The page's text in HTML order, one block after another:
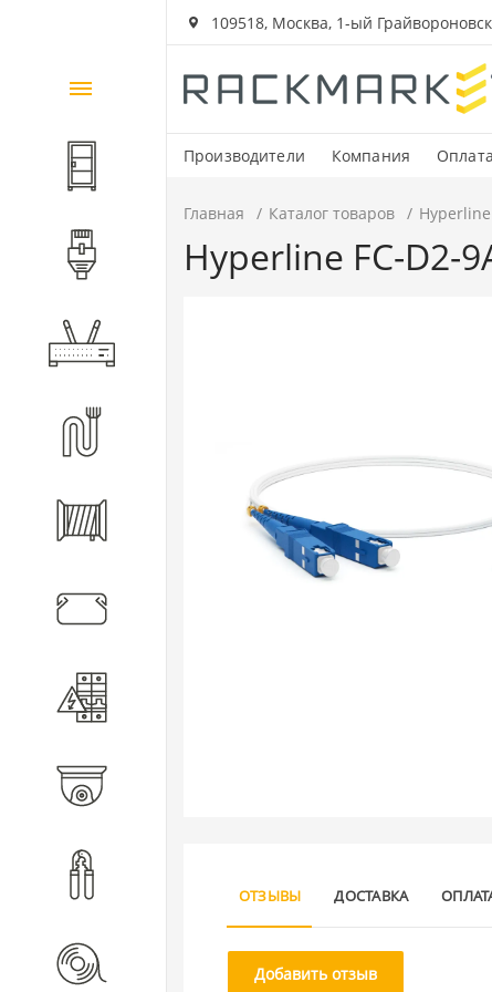
109518, Москва, 1-ый
Производители Компания Оплата
Каталог
товаров
Шкафы и стойки
Компоненты СКС
Расходные материалы
Главная Каталог товаров Hyperline
Hyperline FC-D2-
ОТЗЫВЫ ДОСТАВКА
Добавить отзыв